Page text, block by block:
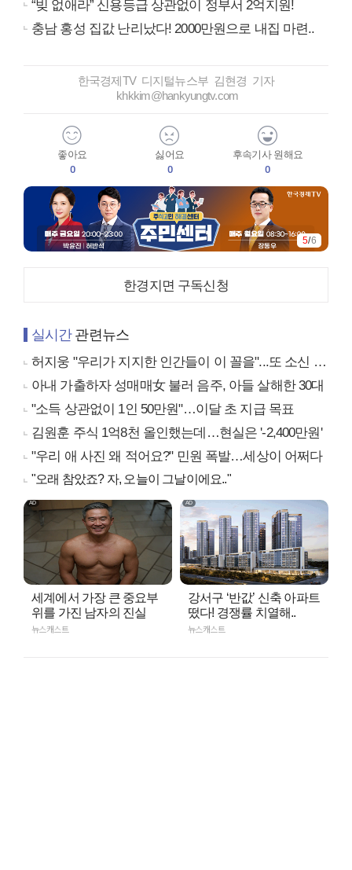
“빚 없애라” 신용등급 상관없이 정부서 2억지원!
충남 홍성 집값 난리났다! 2000만원으로 내집 마련..
한국경제TV 디지털뉴스부 김현경 기자
khkkim@hankyungtv.com
좋아요
0
싫어요
0
후속기사 원해요
0
5/6
한경지면 구독신청
실시간관련뉴스
허지웅 "우리가 지지한 인간들이 이 꼴을"...또 소신 발언
아내 가출하자 성매매女 불러 음주, 아들 살해한 30대
"소득 상관없이 1인 50만원"…이달 초 지급 목표
김원훈 주식 1억8천 올인했는데…현실은 '-2,400만원'
"우리 애 사진 왜 적어요?" 민원 폭발…세상이 어쩌다
"오래 참았죠? 자, 오늘이 그날이에요.."
세계에서 가장 큰 중요부
위를 가진 남자의 진실
뉴스캐스트
강서구 ‘반값’ 신축 아파트
떴다! 경쟁률 치열해..
뉴스캐스트